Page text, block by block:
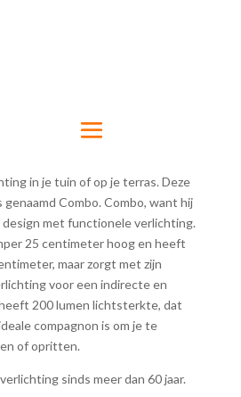
in je tuin of op je terras. Deze
Combo. Combo, want hij
met functionele verlichting.
25 centimeter hoog en heeft
maar zorgt met zijn
voor een indirecte en
200 lumen lichtsterkte, dat
compagnon is om je te
of opritten.
sinds meer dan 60 jaar.